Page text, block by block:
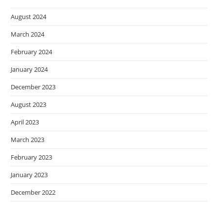
August 2024
March 2024
February 2024
January 2024
December 2023
August 2023
April 2023
March 2023
February 2023
January 2023
December 2022